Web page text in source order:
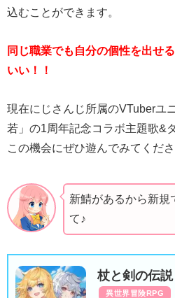
込むことができます。
同じ職業でも自分の個性を出せ
いい！！
現在にじさんじ所属のVTuberユ
若」の1周年記念コラボ主題歌&
この機会にぜひ遊んでみてくださ
新鯖があるから新規
て♪
杖と剣の伝説
異世界冒険RPG